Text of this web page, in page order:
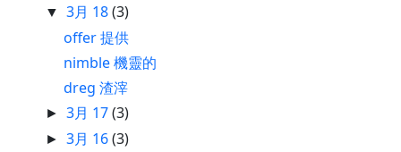
▼3月 18(3)
offer 提供
nimble 機靈的
dreg 渣滓
►3月 17(3)
►3月 16(3)